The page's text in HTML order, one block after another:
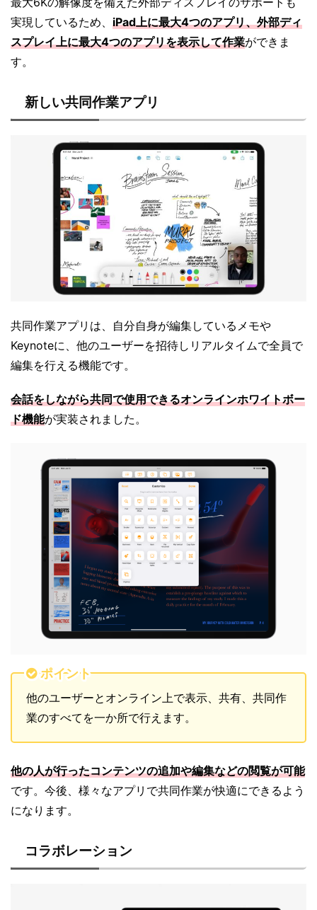
実現しているため、 iPad上に最大4つのアプリ、外部ディ
スプレイ上に最大4つのアプリを表示して作業ができま
す。
新しい共同作業アプリ
共同作業アプリは、自分自身が編集しているメモや
Keynoteに、他のユーザーを招待しリアルタイムで全員で
編集を行える機能です。
会話をしながら共同で使用できるオンラインホワイトボー
ド機能が実装されました。
ポイント
他のユーザーとオンライン上で表示、共有、共同作
業のすべてを一か所で行えます。
他の人が行ったコンテンツの追加や編集などの閲覧が可能
です。今後、様々なアプリで共同作業が快適にできるよう
になります。
コラボレーション